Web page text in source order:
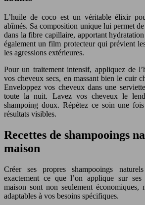
L’huile de coco est un véritable élixir
abîmés. Sa composition unique lui permet
dans la fibre capillaire, apportant
également un film protecteur qui prévient
les agressions extérieures.
Pour un traitement intensif, appliquez de
vos cheveux secs, en massant bien le cuir
Enveloppez vos cheveux dans une
toute la nuit. Lavez vos cheveux le
shampoing doux. Répétez ce soin une
résultats visibles.
Recettes de shampooings
maison
Créer ses propres shampooings
exactement ce que l’on applique sur ses
maison sont non seulement économiques,
adaptables à vos besoins spécifiques.